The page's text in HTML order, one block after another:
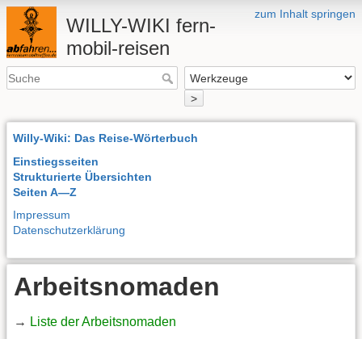
zum Inhalt springen
WILLY-WIKI fern-
mobil-reisen
>
Willy-Wiki: Das Reise-Wörterbuch
Einstiegsseiten
Strukturierte Übersichten
Seiten A—Z
Impressum
Datenschutzerklärung
Arbeitsnomaden
→ Liste der Arbeitsnomaden